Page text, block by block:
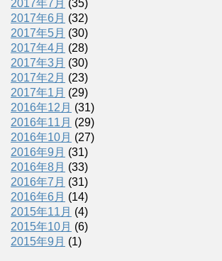
2017年7月 (35)
2017年6月 (32)
2017年5月 (30)
2017年4月 (28)
2017年3月 (30)
2017年2月 (23)
2017年1月 (29)
2016年12月 (31)
2016年11月 (29)
2016年10月 (27)
2016年9月 (31)
2016年8月 (33)
2016年7月 (31)
2016年6月 (14)
2015年11月 (4)
2015年10月 (6)
2015年9月 (1)